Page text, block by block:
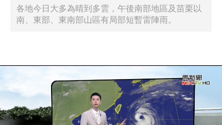
各地今日大多為晴到多雲，午後南部地區及苗栗以
南、東部、東南部山區有局部短暫雷陣雨。